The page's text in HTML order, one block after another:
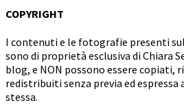
COPYRIGHT
I contenuti e le fotografie presenti sul
sono di proprietà esclusiva di Chiara
blog, e NON possono essere
redistribuiti senza previa ed
stessa.